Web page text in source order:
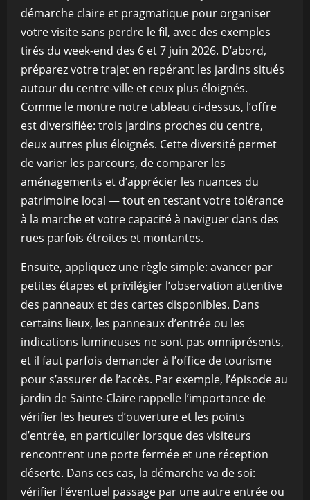
démarche claire et pragmatique pour organiser
votre visite sans perdre le fil, avec des exemples
tirés du week-end des 6 et 7 juin 2026. D’abord,
préparez votre trajet en repérant les jardins situés
autour du centre-ville et ceux plus éloignés.
Comme le montre notre tableau ci-dessus, l’offre
est diversifiée: trois jardins proches du centre,
deux autres plus éloignés. Cette diversité permet
de varier les parcours, de comparer les
aménagements et d’apprécier les nuances du
patrimoine local — tout en testant votre tolérance
à la marche et votre capacité à naviguer dans des
rues parfois étroites et montantes.
Ensuite, appliquez une règle simple: avancer par
petites étapes et privilégier l’observation attentive
des panneaux et des cartes disponibles. Dans
certains lieux, les panneaux d’entrée ou les
indications lumineuses ne sont pas omniprésents,
et il faut parfois demander à l’office de tourisme
pour s’assurer de l’accès. Par exemple, l’épisode au
jardin de Sainte-Claire rappelle l’importance de
vérifier les heures d’ouverture et les points
d’entrée, en particulier lorsque des visiteurs
rencontrent une porte fermée et une réception
déserte. Dans ces cas, la démarche va de soi:
vérifier l’éventuel passage par une autre entrée ou